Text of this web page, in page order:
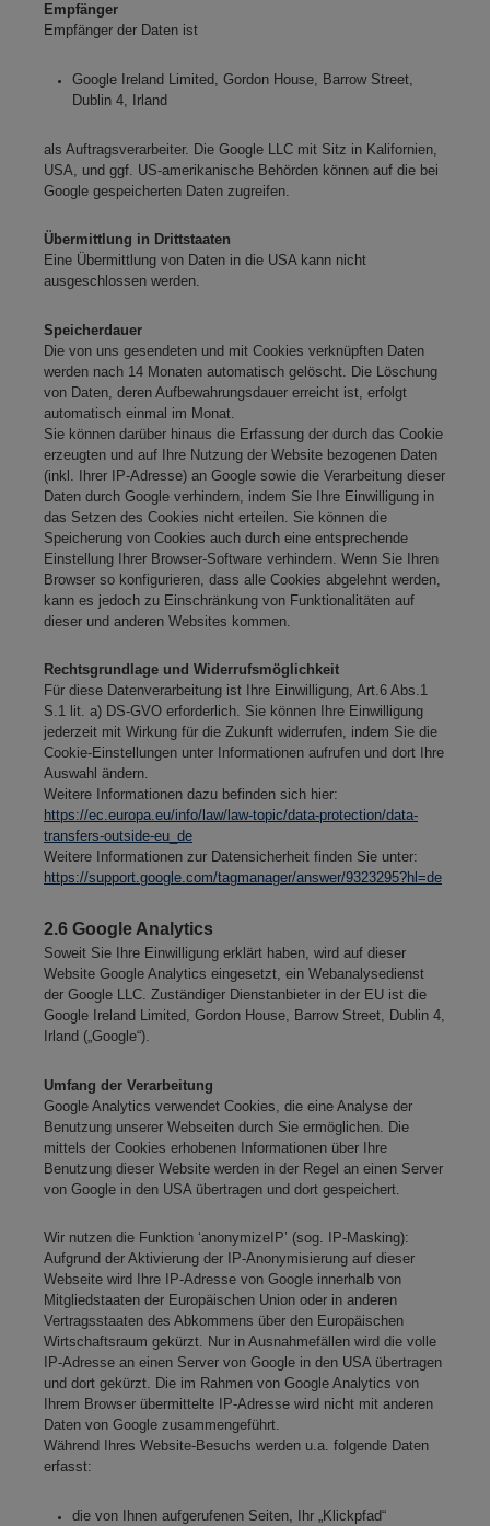
Empfänger
Empfänger der Daten ist
Google Ireland Limited, Gordon House, Barrow Street,
Dublin 4, Irland
als Auftragsverarbeiter. Die Google LLC mit Sitz in Kalifornien,
USA, und ggf. US-amerikanische Behörden können auf die bei
Google gespeicherten Daten zugreifen.
Übermittlung in Drittstaaten
Eine Übermittlung von Daten in die USA kann nicht
ausgeschlossen werden.
Speicherdauer
Die von uns gesendeten und mit Cookies verknüpften Daten
werden nach 14 Monaten automatisch gelöscht. Die Löschung
von Daten, deren Aufbewahrungsdauer erreicht ist, erfolgt
automatisch einmal im Monat.
Sie können darüber hinaus die Erfassung der durch das Cookie
erzeugten und auf Ihre Nutzung der Website bezogenen Daten
(inkl. Ihrer IP-Adresse) an Google sowie die Verarbeitung dieser
Daten durch Google verhindern, indem Sie Ihre Einwilligung in
das Setzen des Cookies nicht erteilen. Sie können die
Speicherung von Cookies auch durch eine entsprechende
Einstellung Ihrer Browser-Software verhindern. Wenn Sie Ihren
Browser so konfigurieren, dass alle Cookies abgelehnt werden,
kann es jedoch zu Einschränkung von Funktionalitäten auf
dieser und anderen Websites kommen.
Rechtsgrundlage und Widerrufsmöglichkeit
Für diese Datenverarbeitung ist Ihre Einwilligung, Art.6 Abs.1
S.1 lit. a) DS-GVO erforderlich. Sie können Ihre Einwilligung
jederzeit mit Wirkung für die Zukunft widerrufen, indem Sie die
Cookie-Einstellungen unter Informationen aufrufen und dort Ihre
Auswahl ändern.
Weitere Informationen dazu befinden sich hier:
https://ec.europa.eu/info/law/law-topic/data-protection/data-
transfers-outside-eu_de
Weitere Informationen zur Datensicherheit finden Sie unter:
https://support.google.com/tagmanager/answer/9323295?hl=de
2.6 Google Analytics
Soweit Sie Ihre Einwilligung erklärt haben, wird auf dieser
Website Google Analytics eingesetzt, ein Webanalysedienst
der Google LLC. Zuständiger Dienstanbieter in der EU ist die
Google Ireland Limited, Gordon House, Barrow Street, Dublin 4,
Irland („Google“).
Umfang der Verarbeitung
Google Analytics verwendet Cookies, die eine Analyse der
Benutzung unserer Webseiten durch Sie ermöglichen. Die
mittels der Cookies erhobenen Informationen über Ihre
Benutzung dieser Website werden in der Regel an einen Server
von Google in den USA übertragen und dort gespeichert.
Wir nutzen die Funktion ‘anonymizeIP’ (sog. IP-Masking):
Aufgrund der Aktivierung der IP-Anonymisierung auf dieser
Webseite wird Ihre IP-Adresse von Google innerhalb von
Mitgliedstaaten der Europäischen Union oder in anderen
Vertragsstaaten des Abkommens über den Europäischen
Wirtschaftsraum gekürzt. Nur in Ausnahmefällen wird die volle
IP-Adresse an einen Server von Google in den USA übertragen
und dort gekürzt. Die im Rahmen von Google Analytics von
Ihrem Browser übermittelte IP-Adresse wird nicht mit anderen
Daten von Google zusammengeführt.
Während Ihres Website-Besuchs werden u.a. folgende Daten
erfasst:
die von Ihnen aufgerufenen Seiten, Ihr „Klickpfad“